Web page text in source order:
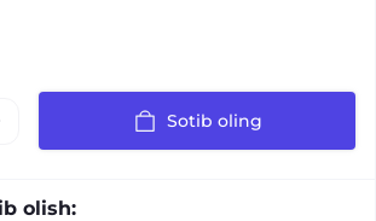
Sotib oling
olish: